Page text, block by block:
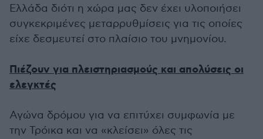
Ελλάδα διότι η χώρα μας δεν έχει υλοποιήσει
συγκεκριμένες μεταρρυθμίσεις για τις οποίες
είχε δεσμευτεί στο πλαίσιο του μνημονίου.
Πιέζουν για πλειστηριασμούς και απολύσεις οι
ελεγκτές
Αγώνα δρόμου για να επιτύχει συμφωνία με
την Τρόικα και να «κλείσει» όλες τις